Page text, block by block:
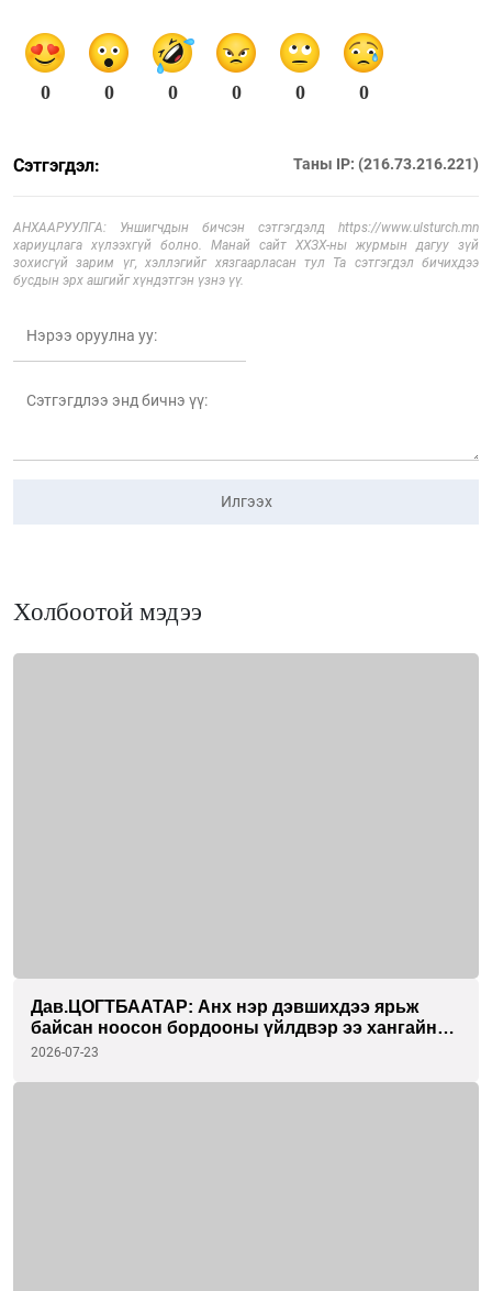
0 0 0 0 0 0
Сэтгэгдэл: Таны IP: (216.73.216.221)
АНХААРУУЛГА: Уншигчдын бичсэн сэтгэгдэлд https://www.ulsturch.mn
хариуцлага хүлээхгүй болно. Манай сайт ХХЗХ-ны журмын дагуу зүй
зохисгүй зарим үг, хэллэгийг хязгаарласан тул Та сэтгэгдэл бичихдээ
бусдын эрх ашгийг хүндэтгэн үзнэ үү.
Илгээх
Холбоотой мэдээ
Дав.ЦОГТБААТАР: Анх нэр дэвшихдээ ярьж
байсан ноосон бордооны үйлдвэр ээ хангайн
бүсийн гурван аймагтаа хэрэгжүүлэхийг зорьж
2026-07-23